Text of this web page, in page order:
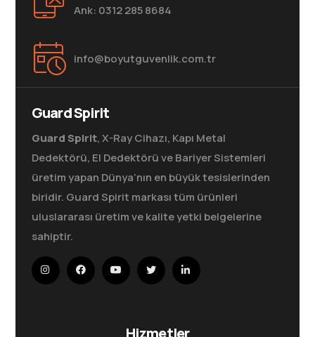
Ank: 0312 285 8684
info@boyutguvenlik.com.tr
Guard Spirit
Guard Spirit, X-Ray Cihazı, Kapı Metal
Dedektörü, El Dedektörü ve Bariyer Sistemleri
üretim yapan Dünya’nın en büyük tesislerinden
biridir. Guard Spirit markası tüm ürünleri
uluslararası üretim ve kalite yetki belgelerine
sahiptir.
Hizmetler